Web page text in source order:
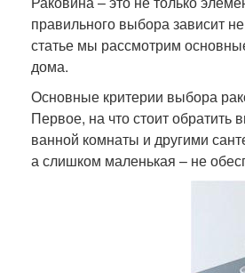
правильного выбора зависит
статье мы рассмотрим
дома.
Основные критерии выбора
Первое, на что стоит
ванной комнаты и другими
а слишком маленькая – не